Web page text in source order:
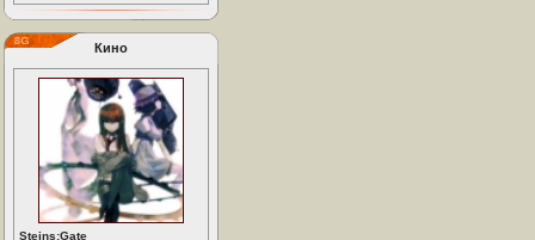
Кино
Steins;Gate